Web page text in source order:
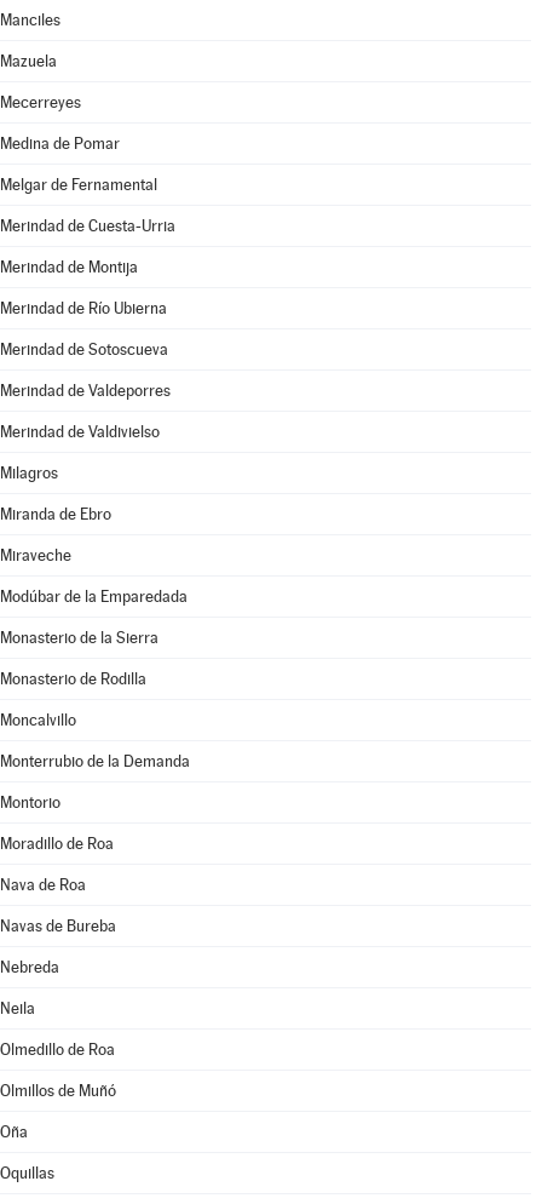
Manciles
Mazuela
Mecerreyes
Medina de Pomar
Melgar de Fernamental
Merindad de Cuesta-Urria
Merindad de Montija
Merindad de Río Ubierna
Merindad de Sotoscueva
Merindad de Valdeporres
Merindad de Valdivielso
Milagros
Miranda de Ebro
Miraveche
Modúbar de la Emparedada
Monasterio de la Sierra
Monasterio de Rodilla
Moncalvillo
Monterrubio de la Demanda
Montorio
Moradillo de Roa
Nava de Roa
Navas de Bureba
Nebreda
Neila
Olmedillo de Roa
Olmillos de Muñó
Oña
Oquillas